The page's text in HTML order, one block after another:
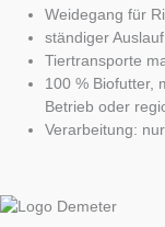
Weidegang für
ständiger
Tiertransporte
100 % Biofutter,
Betrieb oder
Verarbeitung: